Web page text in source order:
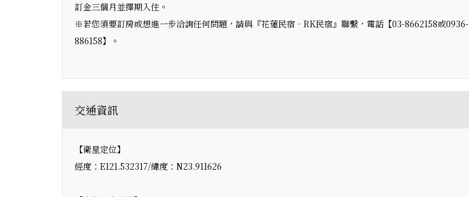
訂金三個月並擇期入住。
※若您須要訂房或想進一步洽詢任何問題，請與『花蓮民宿‧RK民宿』聯繫，電話【03-8662158或0936-
886158】。
交通資訊
【衛星定位】
經度：E121.532317/緯度：N23.911626